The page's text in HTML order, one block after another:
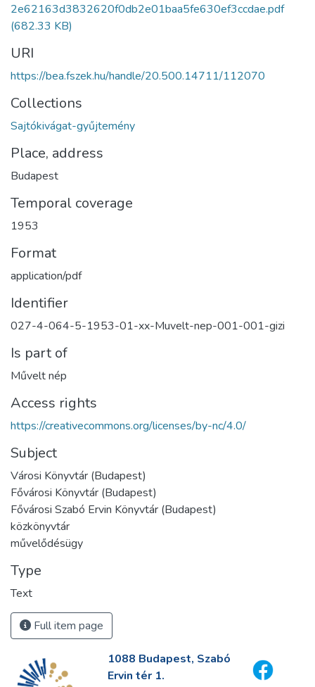
2e62163d3832620f0db2e01baa5fe630ef3ccdae.pdf
(682.33 KB)
URI
https://bea.fszek.hu/handle/20.500.14711/112070
Collections
Sajtókivágat-gyűjtemény
Place, address
Budapest
Temporal coverage
1953
Format
application/pdf
Identifier
027-4-064-5-1953-01-xx-Muvelt-nep-001-001-gizi
Is part of
Művelt nép
Access rights
https://creativecommons.org/licenses/by-nc/4.0/
Subject
Városi Könyvtár (Budapest)
Fővárosi Könyvtár (Budapest)
Fővárosi Szabó Ervin Könyvtár (Budapest)
közkönyvtár
művelődésügy
Type
Text
Full item page
1088 Budapest, Szabó
Ervin tér 1.